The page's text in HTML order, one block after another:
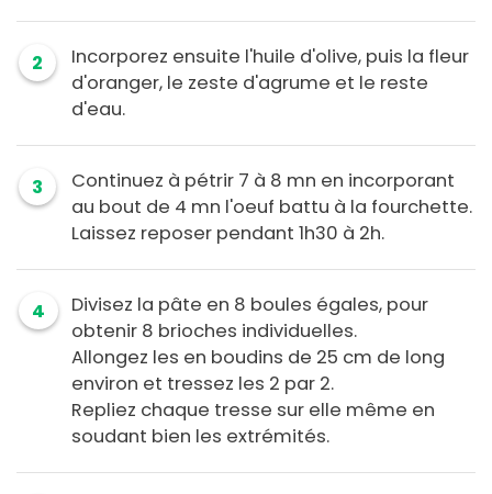
2
Incorporez ensuite l'huile d'olive, puis la fleur
d'oranger, le zeste d'agrume et le reste
d'eau.
3
Continuez à pétrir 7 à 8 mn en incorporant
au bout de 4 mn l'oeuf battu à la fourchette.
Laissez reposer pendant 1h30 à 2h.
4
Divisez la pâte en 8 boules égales, pour
obtenir 8 brioches individuelles.
Allongez les en boudins de 25 cm de long
environ et tressez les 2 par 2.
Repliez chaque tresse sur elle même en
soudant bien les extrémités.